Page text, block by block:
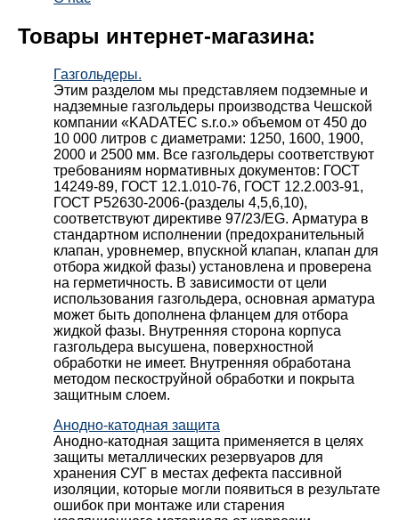
Товары интернет-магазина:
Газгольдеры.
Этим разделом мы представляем подземные и
надземные газгольдеры производства Чешской
компании «KADATEC s.r.o.» объемом от 450 до
10 000 литров с диаметрами: 1250, 1600, 1900,
2000 и 2500 мм. Все газгольдеры соответствуют
требованиям нормативных документов: ГОСТ
14249-89, ГОСТ 12.1.010-76, ГОСТ 12.2.003-91,
ГОСТ Р52630-2006-(разделы 4,5,6,10),
соответствуют директиве 97/23/EG. Арматура в
стандартном исполнении (предохранительный
клапан, уровнемер, впускной клапан, клапан для
отбора жидкой фазы) установлена и проверена
на герметичность. В зависимости от цели
использования газгольдера, основная арматура
может быть дополнена фланцем для отбора
жидкой фазы. Внутренняя сторона корпуса
газгольдера высушена, поверхностной
обработки не имеет. Внутренняя обработана
методом пескоструйной обработки и покрыта
защитным слоем.
Анодно-катодная защита
Анодно-катодная защита применяется в целях
защиты металлических резервуаров для
хранения СУГ в местах дефекта пассивной
изоляции, которые могли появиться в результате
ошибок при монтаже или старения